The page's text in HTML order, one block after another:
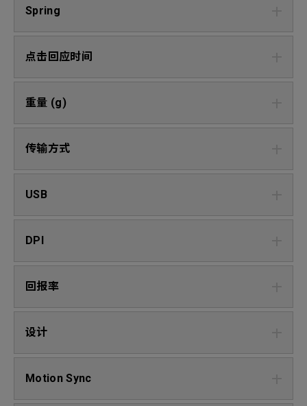
Spring
点击回应时间
重量 (g)
传输方式
USB
DPI
回报率
设计
Motion Sync